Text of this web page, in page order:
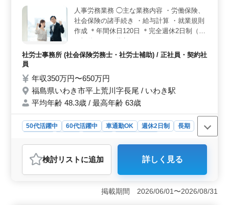
働けます。 ＜飯田橋駅徒歩圏内の好立地＞ 勤務地
は飯田橋駅から徒歩圏内にあり、通勤に便利な環境で
す。交通費は実費支給（上限なし）で、社会保険完備や
育児休業取得実績もあり、安心して長く働ける職場で
す。
人事労務業務 ◯主な業務内容 ・労働保険、
社会保険の諸手続き ・給与計算 ・就業規則
作成 ＊年間休日120日 ＊完全週休2日制（土
経験が活きる職場です！ 専門知識を活かし
社労士事務所 (社会保険労務士・社労士補助) / 正社員・契約社
員
年収350万円〜650万円
福島県いわき市平上荒川字長尾 / いわき駅
平均年齢 48.3歳 / 最高年齢 63歳
50代活躍中 60代活躍中 車通勤OK 週休2日制
長期
おすすめポイント
＜人事労務の経験を活かせる業務内容＞ 労働保険・社
会保険の各種手続きや給与計算、就業規則作成などを担
でき、これまで培った知識や経験を活かして活躍できる
検討リスト に追加 詳しく見る
掲載期間 2026/06/01〜2026/08/31